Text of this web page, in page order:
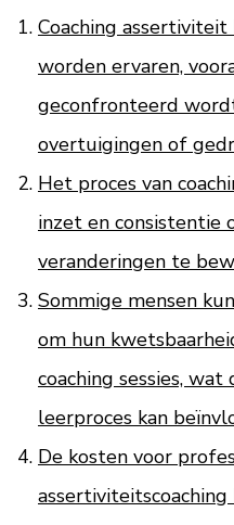
Coaching
worden ervaren,
geconfronteerd
overtuigingen of
Het proces van
inzet en consistentie
veranderingen te
Sommige mensen
om hun
coaching sessies,
leerproces kan
De kosten voor